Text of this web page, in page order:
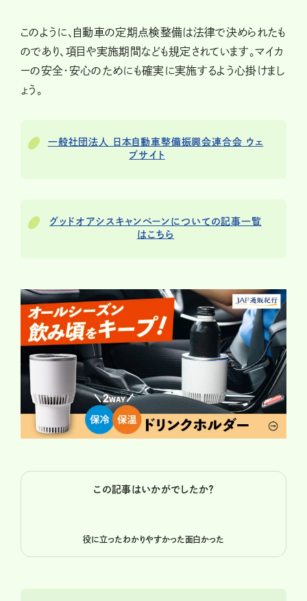
このように、自動車の定期点検整備は法律で決められたも
のであり、項目や実施期間なども規定されています。マイカ
ーの安全・安心のためにも確実に実施するよう心掛けまし
ょう。
一般社団法人 日本自動車整備振興会連合会 ウェ
ブサイト
グッドオアシスキャンペーンについての記事一覧
はこちら
この記事はいかがでしたか？
役に立ったわかりやすかった面白かった